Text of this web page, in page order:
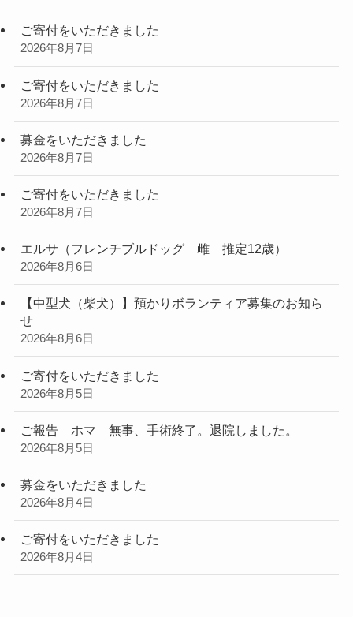
ご寄付をいただきました
2026年8月7日
ご寄付をいただきました
2026年8月7日
募金をいただきました
2026年8月7日
ご寄付をいただきました
2026年8月7日
エルサ（フレンチブルドッグ 雌 推定12歳）
2026年8月6日
【中型犬（柴犬）】預かりボランティア募集のお知ら
せ
2026年8月6日
ご寄付をいただきました
2026年8月5日
ご報告 ホマ 無事、手術終了。退院しました。
2026年8月5日
募金をいただきました
2026年8月4日
ご寄付をいただきました
2026年8月4日